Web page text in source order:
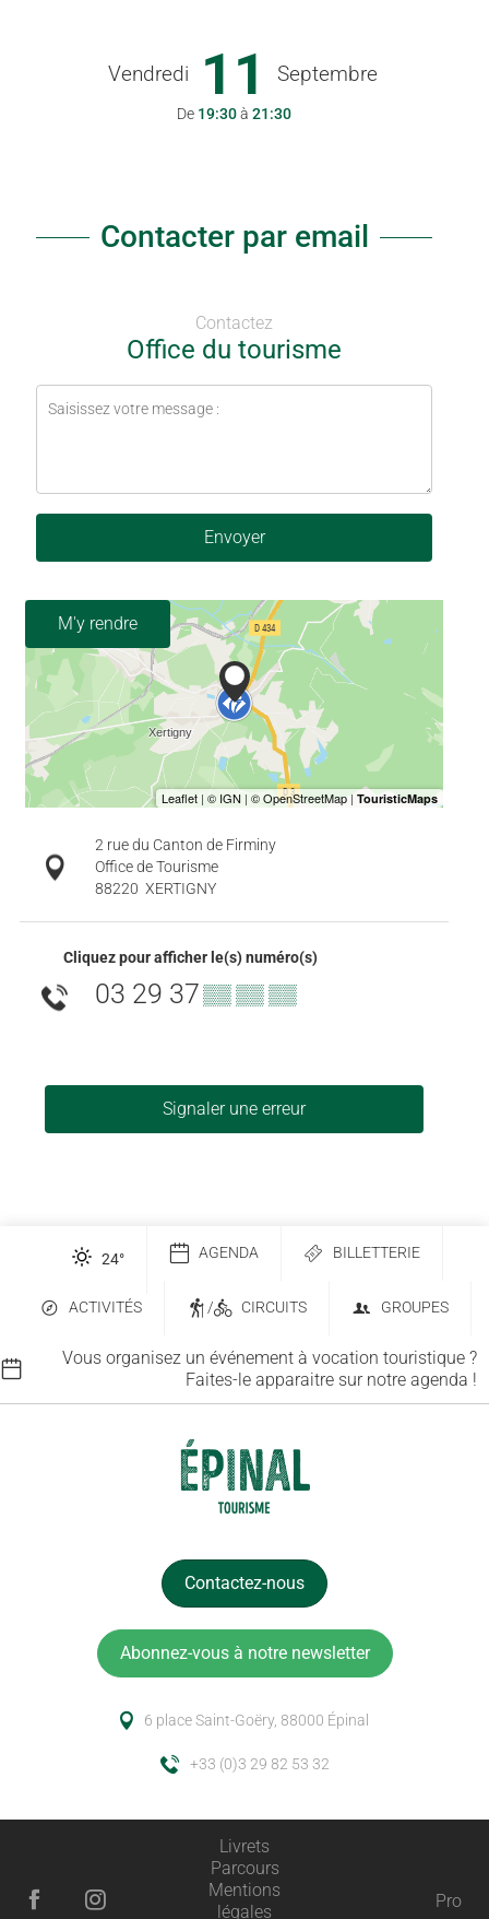
Vendredi 11 Septembre
De 19:30à 21:30
Contacter par email
Contactez
Office du tourisme
Envoyer
M'y rendre
2 rue du Canton de Firminy
Office de Tourisme
88220 XERTIGNY
Cliquez pour afficher le(s) numéro(s)
03 29 37▒▒ ▒▒ ▒▒
Signaler une erreur
24° AGENDA BILLETTERIE
ACTIVITÉS / CIRCUITS GROUPES
Vous organisez un événement à vocation touristique ?
Faites-le apparaitre sur notre agenda !
Contactez-nous
Abonnez-vous à notre newsletter
6 place Saint-Goëry, 88000 Épinal
+33 (0)3 29 82 53 32
Livrets
Parcours
Mentions
légales
Pro